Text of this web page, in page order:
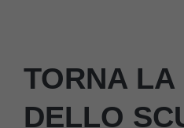
TORNA
DELLO